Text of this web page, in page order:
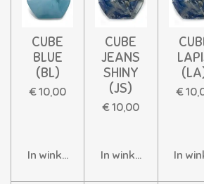
CUBE
BLUE
(BL)
€ 10,00
In winkelwagen
CUBE
JEANS
SHINY
(JS)
€ 10,00
In winkelwagen
€
In